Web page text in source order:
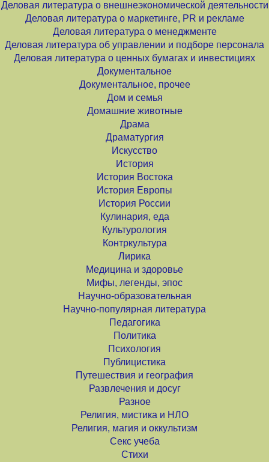
Деловая литература о внешнеэкономической деятельности
Деловая литература о маркетинге, PR и рекламе
Деловая литература о менеджменте
Деловая литература об управлении и подборе персонала
Деловая литература о ценных бумагах и инвестициях
Документальное
Документальное, прочее
Дом и семья
Домашние животные
Драма
Драматургия
Искусство
История
История Востока
История Европы
История России
Кулинария, еда
Культурология
Контркультура
Лирика
Медицина и здоровье
Мифы, легенды, эпос
Научно-образовательная
Научно-популярная литература
Педагогика
Политика
Психология
Публицистика
Путешествия и география
Развлечения и досуг
Разное
Религия, мистика и НЛО
Религия, магия и оккультизм
Секс учеба
Стихи